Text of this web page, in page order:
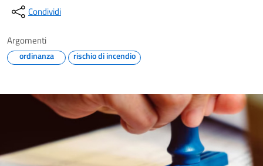
Condividi
Argomenti
ordinanza rischio di incendio